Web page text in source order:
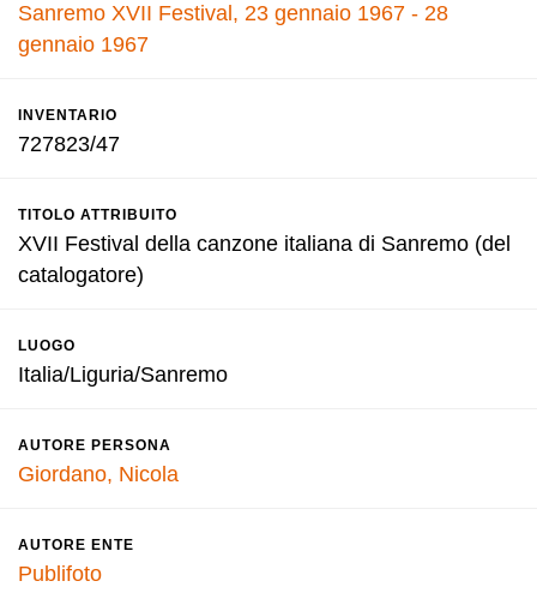
Sanremo XVII Festival, 23 gennaio 1967 - 28
gennaio 1967
INVENTARIO
727823/47
TITOLO ATTRIBUITO
XVII Festival della canzone italiana di Sanremo (del
catalogatore)
LUOGO
Italia/Liguria/Sanremo
AUTORE PERSONA
Giordano, Nicola
AUTORE ENTE
Publifoto